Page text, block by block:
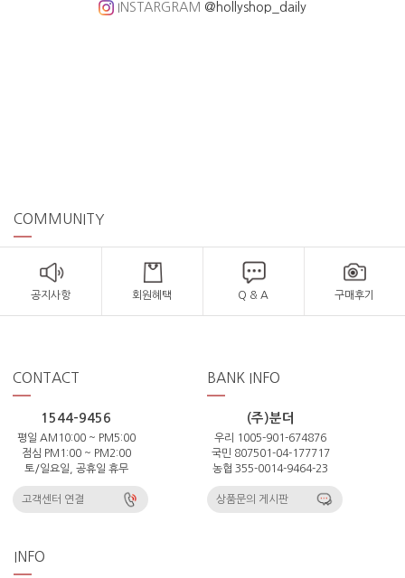
INSTARGRAM @hollyshop_daily
COMMUNITY
공지사항 회원혜택 Q & A 구매후기
CONTACT
1544-9456
평일 AM10:00 ~ PM5:00
점심 PM1:00 ~ PM2:00
토/일요일, 공휴일 휴무
고객센터 연결
BANK INFO
(주)분더
우리 1005-901-674876
국민 807501-04-177717
농협 355-0014-9464-23
상품문의 게시판
INFO